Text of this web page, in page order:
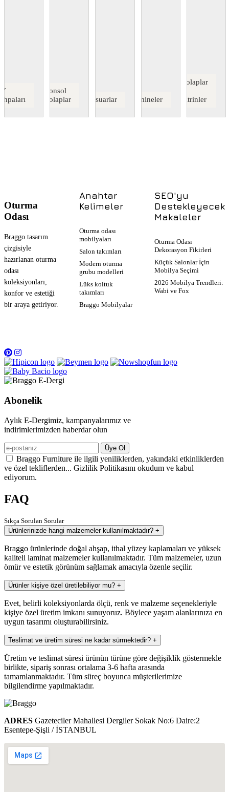
Konsol
Dolaplar
Dresuarlar
Dolaplar
Vitrinler
Şömineler
Oturma
Odası
Braggo tasarım
çizgisiyle
hazırlanan oturma
odası
koleksiyonları,
konfor ve estetiği
bir araya getiriyor.
Anahtar
Kelimeler
Oturma odası
mobilyaları
Salon takımları
Modern oturma
grubu modelleri
Lüks koltuk
takımları
Braggo Mobilyalar
SEO'yu
Destekleyecek
Makaleler
Oturma Odası
Dekorasyon Fikirleri
Küçük Salonlar İçin
Mobilya Seçimi
2026 Mobilya Trendleri:
Wabi ve Fox
Abonelik
Aylık E-Dergimiz, kampanyalarımız ve
indirimlerimizden haberdar olun
Üye Ol
Braggo Furniture ile ilgili yeniliklerden, yakındaki etkinliklerden
ve özel tekliflerden... Gizlilik Politikasını okudum ve kabul
ediyorum.
FAQ
Sıkça Sorulan Sorular
Ürünlerinizde hangi malzemeler kullanılmaktadır? +
Braggo ürünlerinde doğal ahşap, ithal yüzey kaplamaları ve yüksek
kaliteli laminat malzemeler kullanılmaktadır. Tüm malzemeler, uzun
ömür ve estetik görünüm sağlamak amacıyla özenle seçilir.
Ürünler kişiye özel üretilebiliyor mu? +
Evet, belirli koleksiyonlarda ölçü, renk ve malzeme seçenekleriyle
kişiye özel üretim imkanı sunuyoruz. Böylece yaşam alanlarınıza en
uygun tasarımı oluşturabilirsiniz.
Teslimat ve üretim süresi ne kadar sürmektedir? +
Üretim ve teslimat süresi ürünün türüne göre değişiklik göstermekle
birlikte, sipariş sonrası ortalama 3-6 hafta arasında
tamamlanmaktadır. Tüm süreç boyunca müşterilerimize
bilgilendirme yapılmaktadır.
ADRES Gazeteciler Mahallesi Dergiler Sokak No:6 Daire:2
Esentepe-Şişli / İSTANBUL